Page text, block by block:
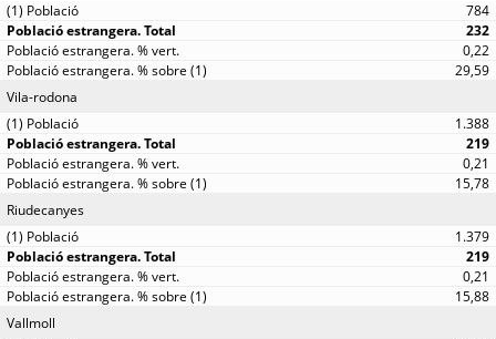
784
232
0,22
29,59
Vila-rodona
1.388
219
0,21
15,78
Riudecanyes
1.379
219
0,21
15,88
Vallmoll